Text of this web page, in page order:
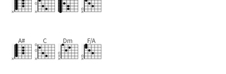
A# C Dm F/A